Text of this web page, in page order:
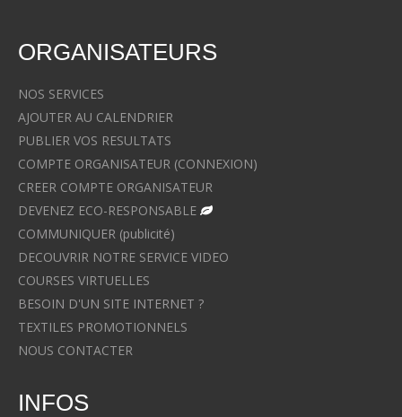
ORGANISATEURS
NOS SERVICES
AJOUTER AU CALENDRIER
PUBLIER VOS RESULTATS
COMPTE ORGANISATEUR (CONNEXION)
CREER COMPTE ORGANISATEUR
DEVENEZ ECO-RESPONSABLE
COMMUNIQUER (publicité)
DECOUVRIR NOTRE SERVICE VIDEO
COURSES VIRTUELLES
BESOIN D'UN SITE INTERNET ?
TEXTILES PROMOTIONNELS
NOUS CONTACTER
INFOS